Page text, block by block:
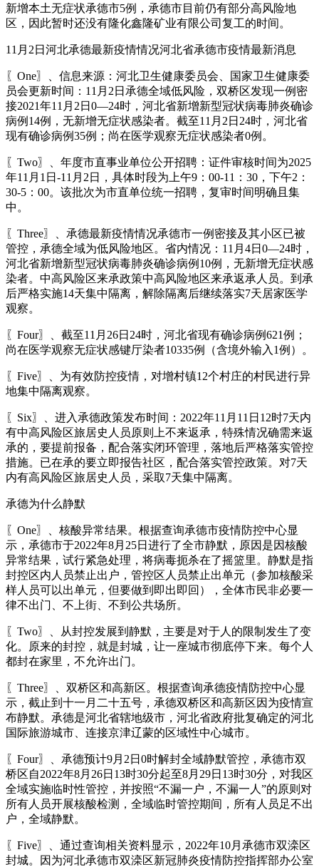
新增本土无症状承德市5例，承德市目前仍有部分高风险地
区，因此暂时还没有隆化鑫隆矿业有限公司复工的时间。
11月2日河北承德最新疫情情况河北省承德市疫情最新消息
〖One〗、信息来源：河北卫生健康委员会、国家卫生健康委
员会更新时间：11月2日承德全域低风险，双桥区发现一例密
接2021年11月2日0—24时，河北省新增新型冠状病毒肺炎确诊
病例14例，无新增无症状感染者。截至11月2日24时，河北省
现有确诊病例35例；尚在医学观察无症状感染者0例。
〖Two〗、年度市直事业单位公开招聘：证件审核时间为2025
年11月1日-11月2日，具体时段为上午9：00-11：30，下午2：
30-5：00。该批次为市直单位统一招聘，复审时间明确且集
中。
〖Three〗、承德最新疫情情况承德市一例密接及其小区已被
管控，承德全域为低风险地区。省内情况：11月4日0—24时，
河北省新增新型冠状病毒肺炎确诊病例10例，无新增无症状感
染者。中高风险区来承政策中高风险地区来承返承人员。到承
后严格实施14天集中隔离，解除隔离后继续落实7天居家医学
观察。
〖Four〗、截至11月26日24时，河北省现有确诊病例621例；
尚在医学观察无症状感键厅染者10335例（含境外输入1例）。
〖Five〗、为有效防控疫情，对增村镇12个村庄的村民进行异
地集中隔离观察。
〖Six〗、进入承德政策发布时间：2022年11月11日12时7天内
有中高风险区旅居史人员原则上不来返承，特殊情况确需来返
承的，要提前报备，配合落实闭环管理，落地后严格落实管控
措施。已在承的要立即报告社区，配合落实管控政策。对7天
内有高风险区旅居史人员，采取7天集中隔离。
承德为什么静默
〖One〗、核酸异常结果。根据查询承德市疫情防控中心显
示，承德市于2022年8月25日进行了全市静默，原因是因核酸
异常结果，试行紧急处理，将病毒扼杀在了摇篮里。静默是指
封控区内人员禁止出户，管控区人员禁止出单元（参加核酸采
样人员可以出单元，但要做到即出即回），全体市民非必要一
律不出门、不上街、不到公共场所。
〖Two〗、从封控发展到静默，主要是对于人的限制发生了变
化。原来的封控，就是封城，让一座城市彻底停下来。每个人
都封在家里，不允许出门。
〖Three〗、双桥区和高新区。根据查询承德疫情防控中心显
示，截止到十一月二十五号，承德双桥区和高新区因为疫情宣
布静默。承德是河北省辖地级市，河北省政府批复确定的河北
国际旅游城市、连接京津辽蒙的区域性中心城市。
〖Four〗、承德预计9月2日0时解封全域静默管控，承德市双
桥区自2022年8月26日13时30分起至8月29日13时30分，对我区
全域实施临时性管控，并按照“不漏一户，不漏一人”的原则对
所有人员开展核酸检测，全域临时管控期间，所有人员足不出
户，全域静默。
〖Five〗、通过查询相关资料显示，2022年10月承德市双滦区
封城。因为河北承德市双滦区新冠肺炎疫情防控指挥部办公室